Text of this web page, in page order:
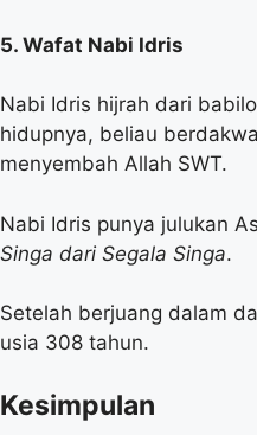
5. Wafat Nabi Idris
Nabi Idris hijrah dari
hidupnya, beliau
menyembah Allah SWT.
Nabi Idris punya julukan
Singa dari Segala Singa.
Setelah berjuang dalam
usia 308 tahun.
Kesimpulan